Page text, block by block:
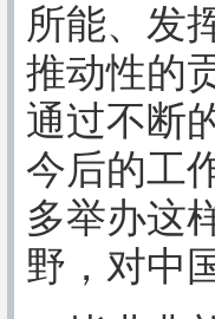
所能、发
推动性的
通过不断
今后的工
多举办这
野，对中